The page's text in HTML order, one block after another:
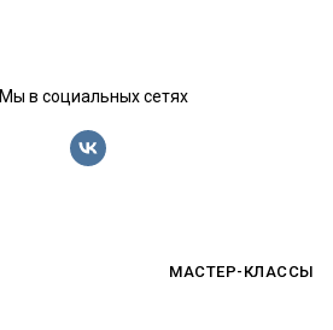
Мы в социальных сетях
МАСТЕР-КЛАССЫ